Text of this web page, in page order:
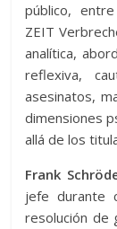
público,
ZEIT
analítica,
reflexiva,
asesinatos,
dimensiones
allá de los
Frank
jefe durante
resolución de